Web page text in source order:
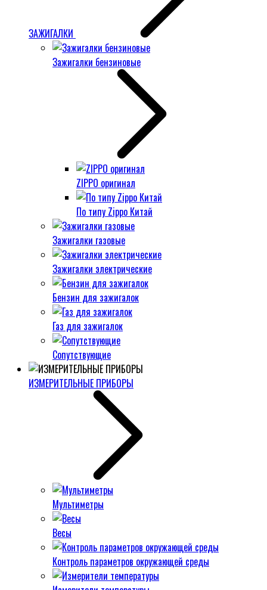
ЗАЖИГАЛКИ
Зажигалки бензиновые
ZIPPO оригинал
По типу Zippo Китай
Зажигалки газовые
Зажигалки электрические
Бензин для зажигалок
Газ для зажигалок
Сопутствующие
ИЗМЕРИТЕЛЬНЫЕ ПРИБОРЫ
Мультиметры
Весы
Контроль параметров окружающей среды